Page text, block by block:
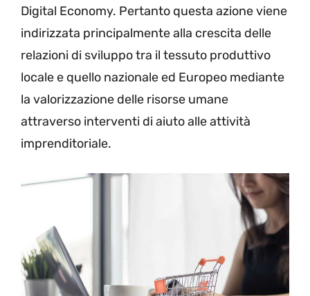
Digital Economy. Pertanto questa azione viene
indirizzata principalmente alla crescita delle
relazioni di sviluppo tra il tessuto produttivo
locale e quello nazionale ed Europeo mediante
la valorizzazione delle risorse umane
attraverso interventi di aiuto alle attività
imprenditoriale.